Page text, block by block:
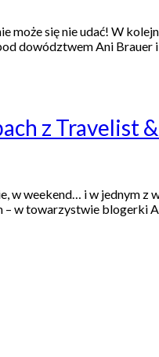
się nie udać! W
dowództwem Ani
z Travelist
weekend… i w jednym
– w towarzystwie blogerki